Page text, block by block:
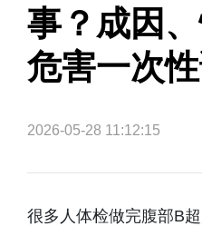
事？成因
危害一次
2026-05-28 11:12:15
很多人体检做完腹部B